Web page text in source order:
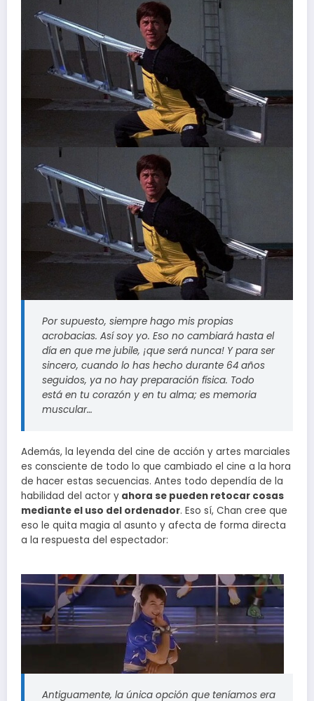
Por supuesto, siempre hago mis propias
acrobacias. Así soy yo. Eso no cambiará hasta el
día en que me jubile, ¡que será nunca! Y para ser
sincero, cuando lo has hecho durante 64 años
seguidos, ya no hay preparación física. Todo
está en tu corazón y en tu alma; es memoria
muscular…
Además, la leyenda del cine de acción y artes marciales
es consciente de todo lo que cambiado el cine a la hora
de hacer estas secuencias. Antes todo dependía de la
habilidad del actor y ahora se pueden retocar cosas
mediante el uso del ordenador. Eso sí, Chan cree que
eso le quita magia al asunto y afecta de forma directa
a la respuesta del espectador:
Antiguamente, la única opción que teníamos era